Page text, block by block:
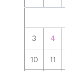
3 4
10 11